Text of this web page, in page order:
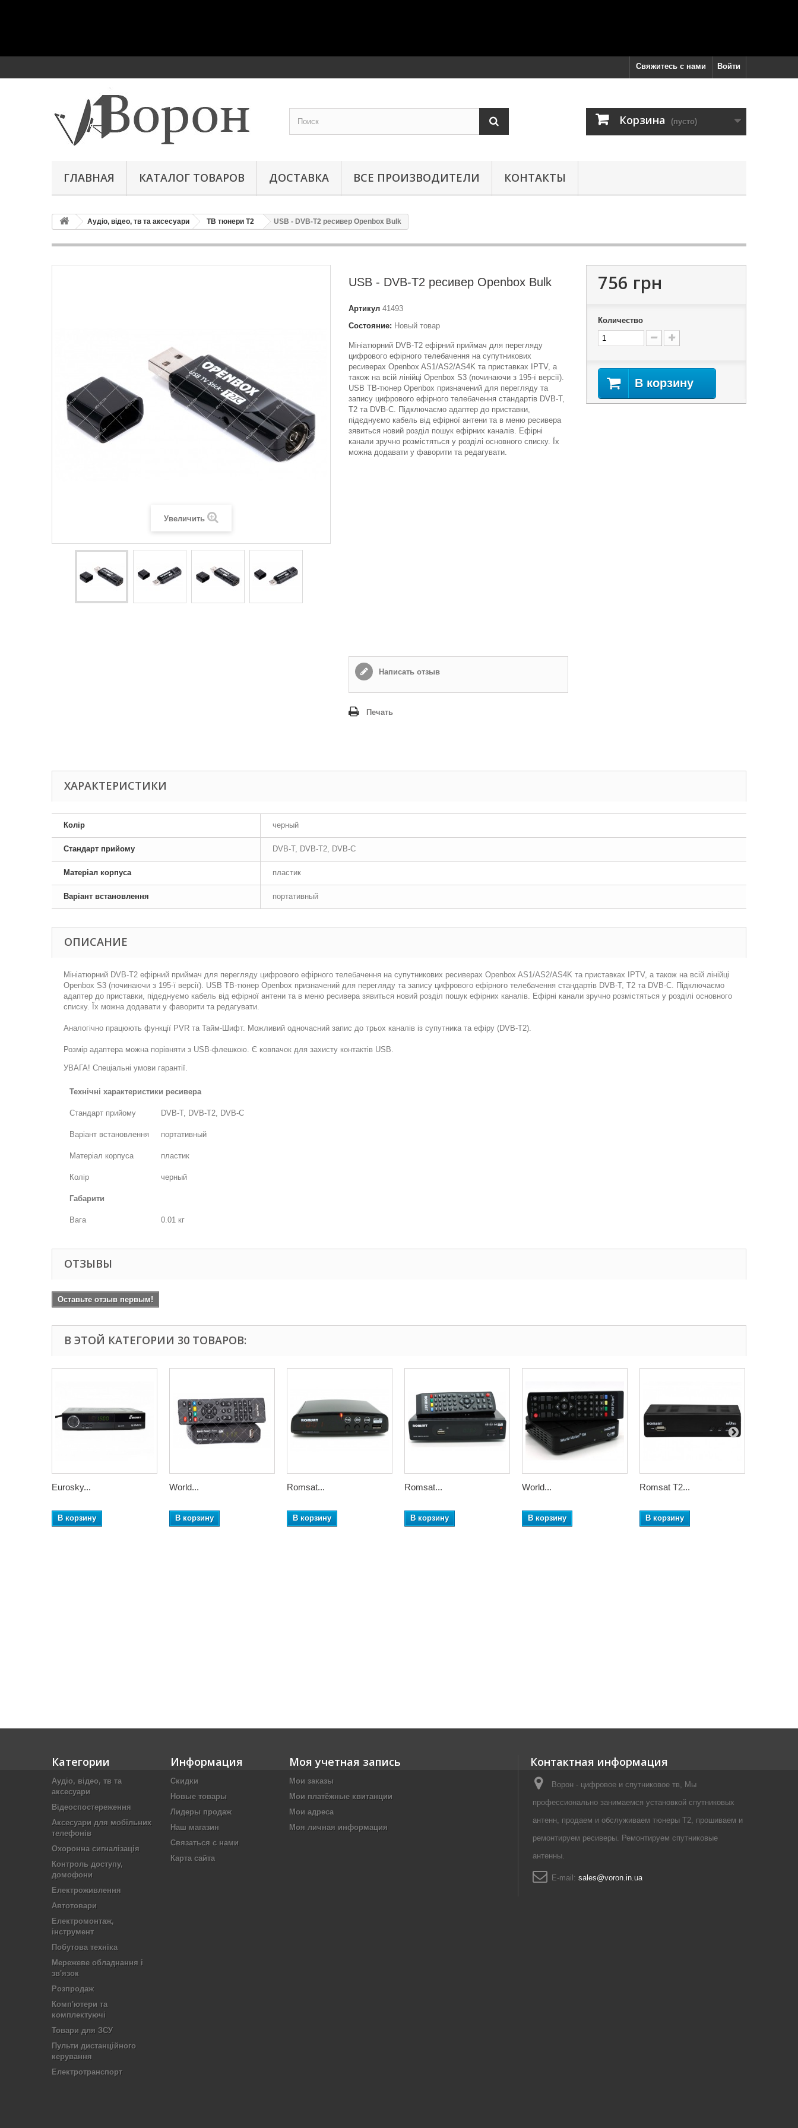
Войти
Свяжитесь с нами
Корзина (пусто)
ГЛАВНАЯ КАТАЛОГ ТОВАРОВ ДОСТАВКА ВСЕ ПРОИЗВОДИТЕЛИ КОНТАКТЫ
Аудіо, відео, тв та аксесуари ТВ тюнери Т2 USB - DVB-T2 ресивер Openbox Bulk
Увеличить
USB - DVB-T2 ресивер Openbox Bulk
Артикул 41493
Состояние: Новый товар
Мініатюрний DVB-T2 ефірний приймач для перегляду
цифрового ефірного телебачення на супутникових
ресиверах Openbox AS1/AS2/AS4K та приставках IPTV, а
також на всій лінійці Openbox S3 (починаючи з 195-ї версії).
USB ТВ-тюнер Openbox призначений для перегляду та
запису цифрового ефірного телебачення стандартів DVB-T,
T2 та DVB-C. Підключаємо адаптер до приставки,
підєднуємо кабель від ефірної антени та в меню ресивера
зявиться новий розділ пошук ефірних каналів. Ефірні
канали зручно розмістяться у розділі основного списку. Їх
можна додавати у фаворити та редагувати.
Написать отзыв
Печать
756 грн
Количество
В корзину
ХАРАКТЕРИСТИКИ
Колір черный
Стандарт прийому DVB-T, DVB-T2, DVB-C
Матеріал корпуса пластик
Варіант встановлення портативный
ОПИСАНИЕ
Мініатюрний DVB-T2 ефірний приймач для перегляду цифрового ефірного телебачення на супутникових ресиверах Openbox AS1/AS2/AS4K та приставках IPTV, а також на всій лінійці
Openbox S3 (починаючи з 195-ї версії). USB ТВ-тюнер Openbox призначений для перегляду та запису цифрового ефірного телебачення стандартів DVB-T, T2 та DVB-C. Підключаємо
адаптер до приставки, підєднуємо кабель від ефірної антени та в меню ресивера зявиться новий розділ пошук ефірних каналів. Ефірні канали зручно розмістяться у розділі основного
списку. Їх можна додавати у фаворити та редагувати.
Аналогічно працюють функції PVR та Тайм-Шифт. Можливий одночасний запис до трьох каналів із супутника та ефіру (DVB-T2).
Розмір адаптера можна порівняти з USB-флешкою. Є ковпачок для захисту контактів USB.
УВАГА! Спеціальні умови гарантії.
Технічні характеристики ресивера
Стандарт прийому DVB-T, DVB-T2, DVB-C
Варіант встановлення портативный
Матеріал корпуса пластик
Колір черный
Габарити
Вага 0.01 кг
ОТЗЫВЫ
Оставьте отзыв первым!
В ЭТОЙ КАТЕГОРИИ 30 ТОВАРОВ:
Eurosky...
В корзину
World...
В корзину
Romsat...
В корзину
Romsat...
В корзину
World...
В корзину
Romsat T2...
В корзину
Категории
Аудіо, відео, тв та
аксесуари
Відеоспостереження
Аксесуари для мобільних
телефонів
Охоронна сигналізація
Контроль доступу,
домофони
Електроживлення
Автотовари
Електромонтаж,
інструмент
Побутова техніка
Мережеве обладнання і
зв'язок
Розпродаж
Комп'ютери та
комплектуючі
Товари для ЗСУ
Пульти дистанційного
керування
Електротранспорт
Информация
Скидки
Новые товары
Лидеры продаж
Наш магазин
Связаться с нами
Карта сайта
Моя учетная запись
Мои заказы
Мои платёжные квитанции
Мои адреса
Моя личная информация
Контактная информация
Ворон - цифровое и спутниковое тв, Мы
профессионально занимаемся установкой спутниковых
антенн, продаем и обслуживаем тюнеры Т2, прошиваем и
ремонтируем ресиверы. Ремонтируем спутниковые
антенны.
E-mail: sales@voron.in.ua